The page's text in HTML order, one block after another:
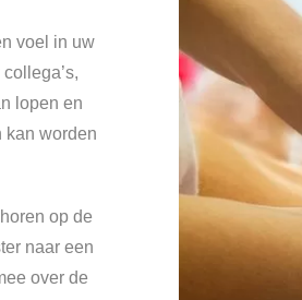
voel in uw
lopen en
kan worden
op de
naar een
over de